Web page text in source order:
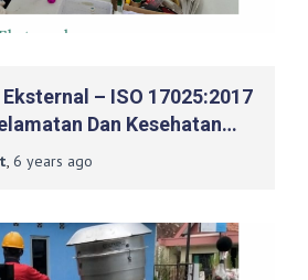
– ISO 17025:2017
Dan Kesehatan
, 6 years ago